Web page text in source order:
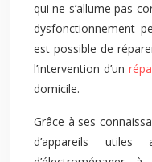
qui ne s’allume pas
dysfonctionnement
est possible de
l’intervention d’un
domicile.
Grâce à ses
d’appareils